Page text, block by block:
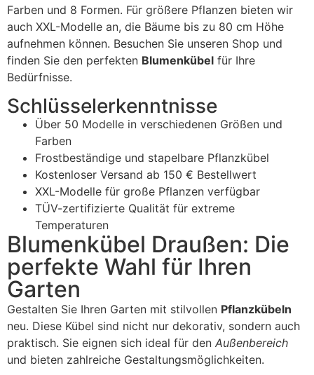
Farben und 8 Formen. Für größere Pflanzen bieten wir
auch XXL-Modelle an, die Bäume bis zu 80 cm Höhe
aufnehmen können. Besuchen Sie unseren Shop und
finden Sie den perfekten Blumenkübel für Ihre
Bedürfnisse.
Schlüsselerkenntnisse
Über 50 Modelle in verschiedenen Größen und
Farben
Frostbeständige und stapelbare Pflanzkübel
Kostenloser Versand ab 150 € Bestellwert
XXL-Modelle für große Pflanzen verfügbar
TÜV-zertifizierte Qualität für extreme
Temperaturen
Blumenkübel Draußen: Die
perfekte Wahl für Ihren
Garten
Gestalten Sie Ihren Garten mit stilvollen Pflanzkübeln
neu. Diese Kübel sind nicht nur dekorativ, sondern auch
praktisch. Sie eignen sich ideal für den Außenbereich
und bieten zahlreiche Gestaltungsmöglichkeiten.